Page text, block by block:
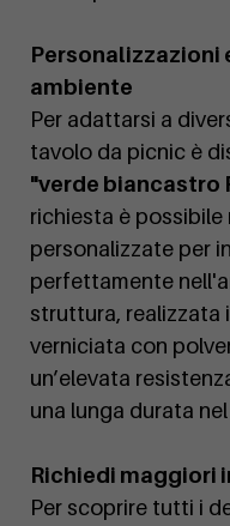
Personalizzazioni
ambiente
Per adattarsi a
tavolo da picnic è
"verde biancastro
richiesta è
personalizzate per
perfettamente
struttura, realizzata
verniciata con
un’elevata
una lunga durata
Richiedi maggiori
Per scoprire tutti i